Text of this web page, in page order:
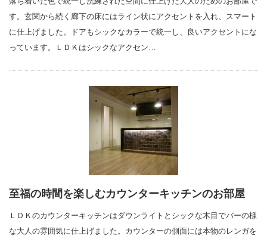
す。玄関から続く廊下の床にはライン状にアクセントを入れ、スマート
に仕上げました。ドアもシックなカラーで統一し、良いアクセントにな
っています。ＬＤＫはシックなアクセン…
至福の時間を楽しむカウンターキッチンのお部屋
ＬＤＫのカウンターキッチンはダウンライトとシックな木目でバーの様
な大人の雰囲気に仕上げました。カウンターの側面には本物のレンガを